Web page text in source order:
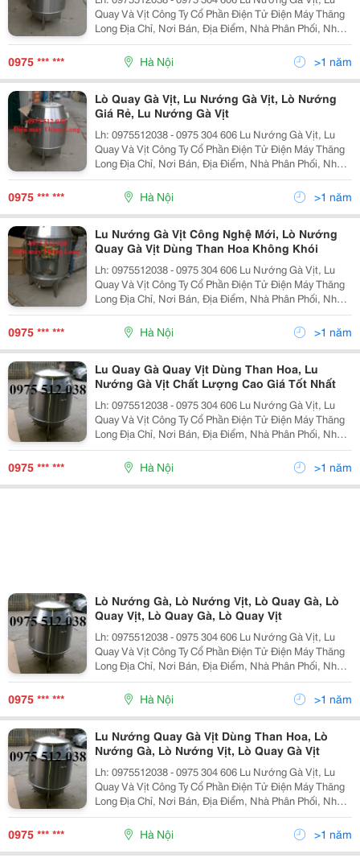
Quay Và Vịt Công Ty Cổ Phần Điện Tử Điện Máy Thăng
Long Địa Chỉ, Nơi Bán, Địa Điểm, Nhà Phân Phối, Nhà
Cung Cấp, Bán Buôn, Bán Lẻ Lu Nướng Vịt Lò Quay Vịt,
Lò Nướng Vịt, Chum Quay Vịt, Chum Nướn
0975 *** *** Hà Nội >1 năm
Lò Quay Gà Vịt, Lu Nướng Gà Vịt, Lò Nướng
Giá Rẻ, Lu Nướng Gà Vịt
Lh: 0975512038 - 0975 304 606 Lu Nướng Gà Vịt, Lu
Quay Và Vịt Công Ty Cổ Phần Điện Tử Điện Máy Thăng
Long Địa Chỉ, Nơi Bán, Địa Điểm, Nhà Phân Phối, Nhà
Cung Cấp, Bán Buôn, Bán Lẻ Lu Nướng Vịt Lò Quay Vịt,
Lò Nướng Vịt, Chum Quay Vịt, Chum Nướn
0975 *** *** Hà Nội >1 năm
Lu Nướng Gà Vịt Công Nghệ Mới, Lò Nướng
Quay Gà Vịt Dùng Than Hoa Không Khói
Lh: 0975512038 - 0975 304 606 Lu Nướng Gà Vịt, Lu
Quay Và Vịt Công Ty Cổ Phần Điện Tử Điện Máy Thăng
Long Địa Chỉ, Nơi Bán, Địa Điểm, Nhà Phân Phối, Nhà
Cung Cấp, Bán Buôn, Bán Lẻ Lu Nướng Vịt Lò Quay Vịt,
Lò Nướng Vịt, Chum Quay Vịt, Chum Nướn
0975 *** *** Hà Nội >1 năm
Lu Quay Gà Quay Vịt Dùng Than Hoa, Lu
Nướng Gà Vịt Chất Lượng Cao Giá Tốt Nhất
Lh: 0975512038 - 0975 304 606 Lu Nướng Gà Vịt, Lu
Quay Và Vịt Công Ty Cổ Phần Điện Tử Điện Máy Thăng
Long Địa Chỉ, Nơi Bán, Địa Điểm, Nhà Phân Phối, Nhà
Cung Cấp, Bán Buôn, Bán Lẻ Lu Nướng Vịt Lò Quay Vịt,
Lò Nướng Vịt, Chum Quay Vịt, Chum Nướn
0975 *** *** Hà Nội >1 năm
Lò Nướng Gà, Lò Nướng Vịt, Lò Quay Gà, Lò
Quay Vịt, Lò Quay Gà, Lò Quay Vịt
Lh: 0975512038 - 0975 304 606 Lu Nướng Gà Vịt, Lu
Quay Và Vịt Công Ty Cổ Phần Điện Tử Điện Máy Thăng
Long Địa Chỉ, Nơi Bán, Địa Điểm, Nhà Phân Phối, Nhà
Cung Cấp, Bán Buôn, Bán Lẻ Lu Nướng Vịt Lò Quay Vịt,
Lò Nướng Vịt, Chum Quay Vịt, Chum Nướn
0975 *** *** Hà Nội >1 năm
Lu Nướng Quay Gà Vịt Dùng Than Hoa, Lò
Nướng Gà, Lò Nướng Vịt, Lò Quay Gà Vịt
Lh: 0975512038 - 0975 304 606 Lu Nướng Gà Vịt, Lu
Quay Và Vịt Công Ty Cổ Phần Điện Tử Điện Máy Thăng
Long Địa Chỉ, Nơi Bán, Địa Điểm, Nhà Phân Phối, Nhà
Cung Cấp, Bán Buôn, Bán Lẻ Lu Nướng Vịt Lò Quay Vịt,
Lò Nướng Vịt, Chum Quay Vịt, Chum Nướn
0975 *** *** Hà Nội >1 năm